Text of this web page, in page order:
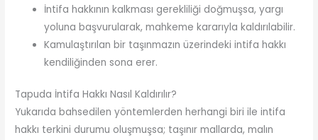
İntifa hakkının kalkması gerekliliği doğmuşsa, yargı
yoluna başvurularak, mahkeme kararıyla kaldırılabilir.
Kamulaştırılan bir taşınmazın üzerindeki intifa hakkı
kendiliğinden sona erer.
Tapuda İntifa Hakkı Nasıl Kaldırılır?
Yukarıda bahsedilen yöntemlerden herhangi biri ile intifa
hakkı terkini durumu oluşmuşsa; taşınır mallarda, malın